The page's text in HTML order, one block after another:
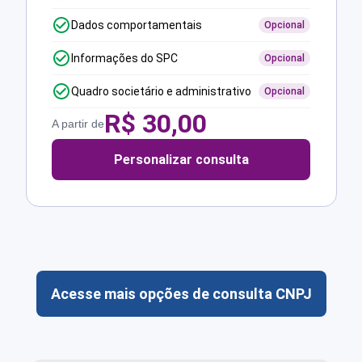
Dados comportamentais Opcional
Informações do SPC Opcional
Quadro societário e administrativo Opcional
A partir deR$ 30,00
Personalizar consulta
Acesse mais opções de consulta CNPJ